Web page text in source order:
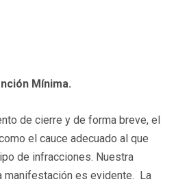
Mínima.
de cierre y de forma breve, el
el cauce adecuado al que
de infracciones. Nuestra
manifestación es evidente. La